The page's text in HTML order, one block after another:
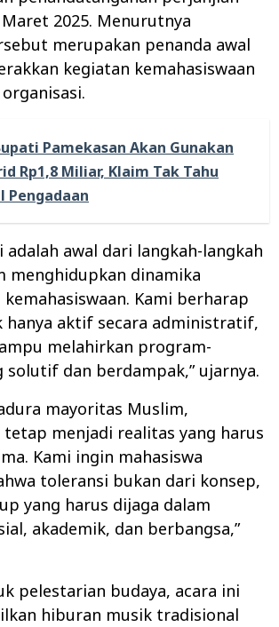
2025. Menurutnya
merupakan penanda awal
kegiatan kemahasiswaan
Pamekasan Akan Gunakan
Rp1,8 Miliar, Klaim Tak Tahu
Pengadaan
adalah awal dari langkah-langkah
menghidupkan dinamika
Kami berharap
hanya aktif secara administratif,
melahirkan program-
solutif dan berdampak,” ujarnya.
mayoritas Muslim,
tetap menjadi realitas yang harus
Kami ingin mahasiswa
toleransi bukan dari konsep,
yang harus dijaga dalam
akademik, dan berbangsa,”
pelestarian budaya, acara ini
hiburan musik tradisional